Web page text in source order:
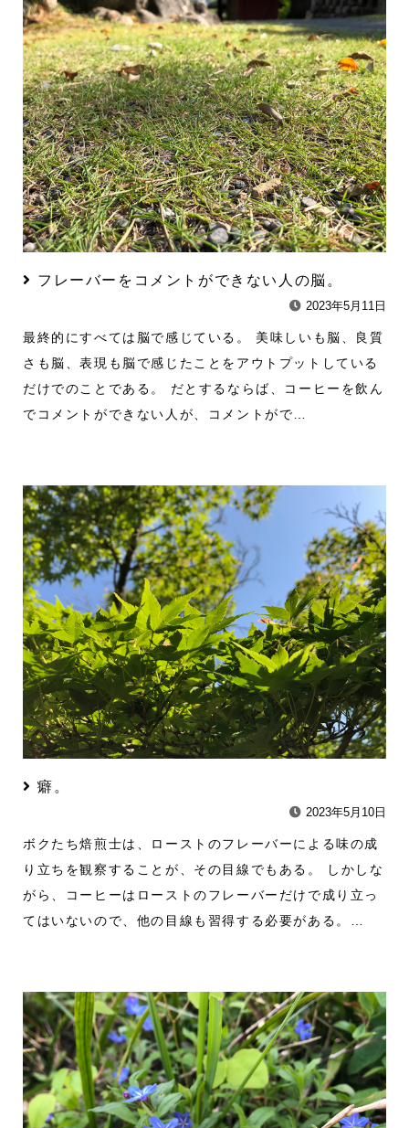
フレーバーをコメントができない人の脳。
2023年5月11日
最終的にすべては脳で感じている。 美味しいも脳、良質
さも脳、表現も脳で感じたことをアウトプットしている
だけでのことである。 だとするならば、コーヒーを飲ん
でコメントができない人が、コメントがで…
癖。
2023年5月10日
ボクたち焙煎士は、ローストのフレーバーによる味の成
り立ちを観察することが、その目線でもある。 しかしな
がら、コーヒーはローストのフレーバーだけで成り立っ
てはいないので、他の目線も習得する必要がある。…